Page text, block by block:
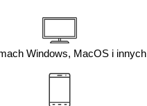
Windows, MacOS i innych